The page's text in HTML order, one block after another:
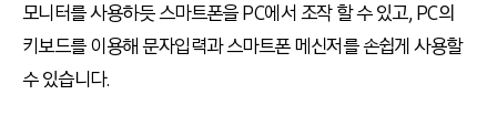
모니터를 사용하듯 스마트폰을 PC에서 조작 할 수 있고, PC의
키보드를 이용해 문자입력과 스마트폰 메신저를 손쉽게 사용할
수 있습니다.